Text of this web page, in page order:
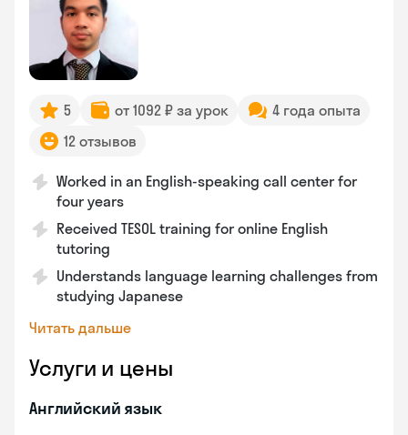
5 от 1092 ₽ за урок
4 года опыта
12 отзывов
Worked in an English-speaking call center for
four years
Received TESOL training for online English
tutoring
Understands language learning challenges from
studying Japanese
Читать дальше
Услуги и цены
Английский язык